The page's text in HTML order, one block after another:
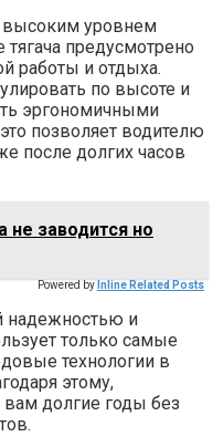
высоким уровнем
предусмотрено
работы и отдыха.
по высоте и
эргономичными
позволяет водителю
после долгих часов
не заводится но
Powered by Inline Related Posts
надежностью и
только самые
технологии в
этому,
вам долгие годы без